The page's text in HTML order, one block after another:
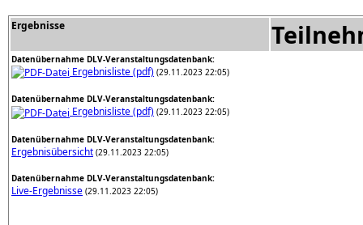
Ergebnisse
Datenübernahme DLV-Veranstaltungsdatenbank:
Ergebnisliste (pdf) (29.11.2023 22:05)
Datenübernahme DLV-Veranstaltungsdatenbank:
Ergebnisliste (pdf) (29.11.2023 22:05)
Datenübernahme DLV-Veranstaltungsdatenbank:
Ergebnisübersicht (29.11.2023 22:05)
Datenübernahme DLV-Veranstaltungsdatenbank:
Live-Ergebnisse (29.11.2023 22:05)